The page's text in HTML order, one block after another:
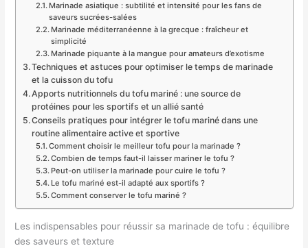
Marinade asiatique : subtilité et intensité pour les fans de
saveurs sucrées-salées
Marinade méditerranéenne à la grecque : fraîcheur et
simplicité
Marinade piquante à la mangue pour amateurs d’exotisme
Techniques et astuces pour optimiser le temps de marinade
et la cuisson du tofu
Apports nutritionnels du tofu mariné : une source de
protéines pour les sportifs et un allié santé
Conseils pratiques pour intégrer le tofu mariné dans une
routine alimentaire active et sportive
Comment choisir le meilleur tofu pour la marinade ?
Combien de temps faut-il laisser mariner le tofu ?
Peut-on utiliser la marinade pour cuire le tofu ?
Le tofu mariné est-il adapté aux sportifs ?
Comment conserver le tofu mariné ?
Les indispensables pour réussir sa marinade de tofu : équilibre
des saveurs et texture